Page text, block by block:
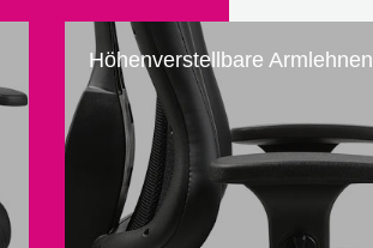
Höhenverstellbare Armlehnen